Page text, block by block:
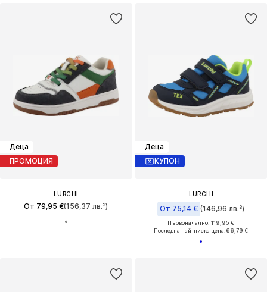
Деца
ПРОМОЦИЯ
LURCHI
От 79,95 €(156,37 лв.³)
Деца
КУПОН
LURCHI
От 75,14 € (146,96 лв.³)
Първоначално: 119,95 €
Последна най-ниска цена:66,79 €